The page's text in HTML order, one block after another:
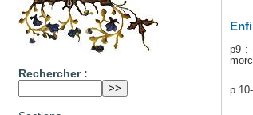
Rechercher :
p9 :